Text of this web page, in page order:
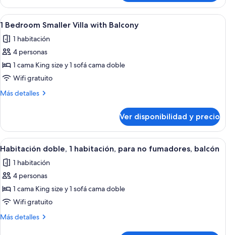
Smoking
Bedroom
Smaller
Villa,
Smoking
Ver
todas
las
fotos
de
1
Bedroom
with
Balcony
Una sala de estar con sofá, mesa
3
1 Bedroom Smaller Villa with Balcony
1 habitación
4 personas
1 cama King size y 1 sofá cama doble
Wifi gratuito
Más detalles
Más
Bedroom
Smaller
Villa
Balcony
Ver disponibilidad y precio
Ver
todas
las
fotos
de
Habitación
doble,
Habitación de hotel con una mesa
9
Habitación doble, 1 habitación, para no fumadores, balcón
1 habitación
4 personas
1 cama King size y 1 sofá cama doble
Wifi gratuito
Más detalles
Más